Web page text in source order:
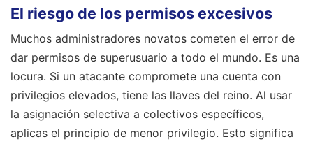
El riesgo de los permisos excesivos
Muchos administradores novatos cometen el error de
dar permisos de superusuario a todo el mundo. Es una
locura. Si un atacante compromete una cuenta con
privilegios elevados, tiene las llaves del reino. Al usar
la asignación selectiva a colectivos específicos,
aplicas el principio de menor privilegio. Esto significa